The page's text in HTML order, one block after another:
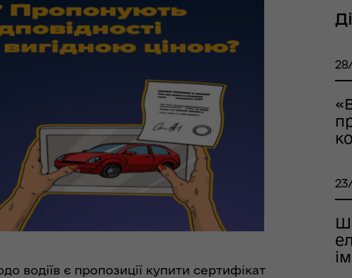
водіїв є пропозиції купити сертифікат